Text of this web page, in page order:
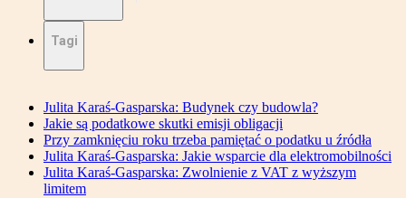
Tagi
Julita Karaś-Gasparska: Budynek czy budowla?
Jakie są podatkowe skutki emisji obligacji
Przy zamknięciu roku trzeba pamiętać o podatku u źródła
Julita Karaś-Gasparska: Jakie wsparcie dla elektromobilności
Julita Karaś-Gasparska: Zwolnienie z VAT z wyższym
limitem